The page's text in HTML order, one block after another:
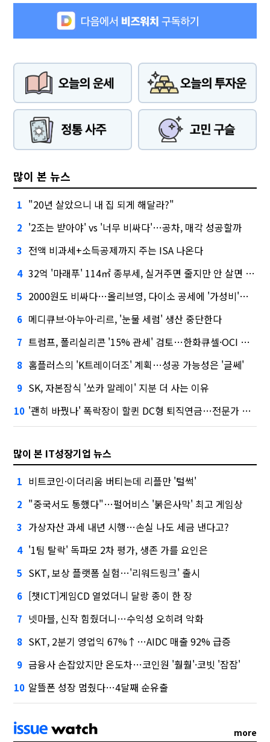
많이 본 뉴스
1 "20년 살았으니 내 집 되게 해달라?"
2 '2조는 받아야' vs '너무 비싸다'…공차, 매각 성공할까
3 전액 비과세+소득공제까지 주는 ISA 나온다
4 32억 '마래푸' 114㎡ 종부세, 실거주면 줄지만 안 살면 2.5배
5 2000원도 비싸다…올리브영, 다이소 공세에 '가성비'로 맞불
6 메디큐브·아누아·리르, '눈물 세럼' 생산 중단한다
7 트럼프, 폴리실리콘 '15% 관세' 검토…한화큐셀·OCI 영향은?
8 홈플러스의 'K트레이더조' 계획…성공 가능성은 '글쎄'
9 SK, 자본잠식 '쏘카 말레이' 지분 더 사는 이유
10 '괜히 바꿨나' 폭락장이 할퀸 DC형 퇴직연금…전문가 조언은
많이 본 IT성장기업 뉴스
1 비트코인·이더리움 버티는데 리플만 '털썩'
2 "중국서도 통했다"…펄어비스 '붉은사막' 최고 게임상
3 가상자산 과세 내년 시행…손실 나도 세금 낸다고?
4 '1팀 탈락' 독파모 2차 평가, 생존 가를 요인은
5 SKT, 보상 플랫폼 실험…'리워드링크' 출시
6 [챗ICT]게임CD 열었더니 달랑 종이 한 장
7 넷마블, 신작 힘줬더니…수익성 오히려 악화
8 SKT, 2분기 영업익 67%↑…AIDC 매출 92% 급증
9 금융사 손잡았지만 온도차…코인원 '훨훨'·코빗 '잠잠'
10 알뜰폰 성장 멈췄다…4달째 순유출
more